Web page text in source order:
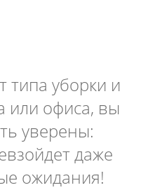
типа уборки и
или офиса, вы
уверены:
даже
ожидания!